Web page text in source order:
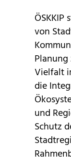
ÖSKKIP
von
Planung
Vielfalt
die
und
Schutz